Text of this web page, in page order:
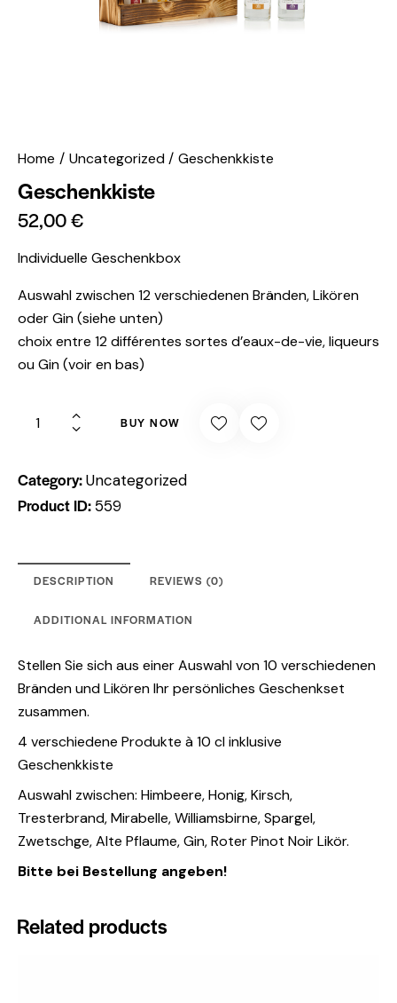
Home Uncategorized Geschenkkiste
Geschenkkiste
52,00€
Individuelle Geschenkbox
Auswahl zwischen 12 verschiedenen Bränden, Likören
oder Gin (siehe unten)
choix entre 12 différentes sortes d’eaux-de-vie, liqueurs
ou Gin (voir en bas)
BUY NOW
Category:Uncategorized
Product ID:559
DESCRIPTION REVIEWS (0)
ADDITIONAL INFORMATION
Stellen Sie sich aus einer Auswahl von 10 verschiedenen
Bränden und Likören Ihr persönliches Geschenkset
zusammen.
4 verschiedene Produkte à 10 cl inklusive
Geschenkkiste
Auswahl zwischen: Himbeere, Honig, Kirsch,
Tresterbrand, Mirabelle, Williamsbirne, Spargel,
Zwetschge, Alte Pflaume, Gin, Roter Pinot Noir Likör.
Bitte bei Bestellung angeben!
Related products